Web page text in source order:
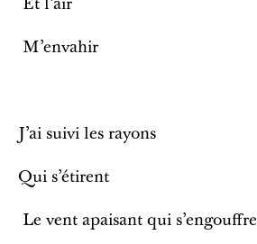
Et l’air
M’envahir
J’ai suivi les rayons
Qui s’étirent
Le vent apaisant qui s’engouffre